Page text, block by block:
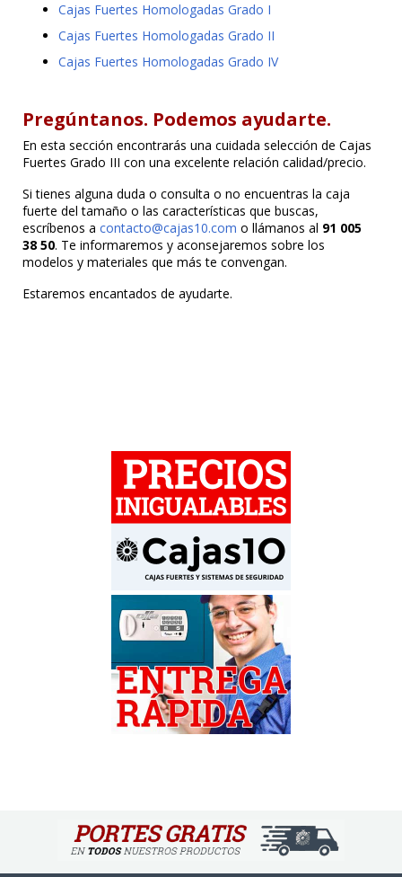
Cajas Fuertes Homologadas Grado I
Cajas Fuertes Homologadas Grado II
Cajas Fuertes Homologadas Grado IV
Pregúntanos. Podemos ayudarte.
En esta sección encontrarás una cuidada selección de Cajas
Fuertes Grado III con una excelente relación calidad/precio.
Si tienes alguna duda o consulta o no encuentras la caja
fuerte del tamaño o las características que buscas,
escríbenos acontacto@cajas10.com o llámanos al 91 005
38 50. Te informaremos y aconsejaremos sobre los
modelos y materiales que más te convengan.
Estaremos encantados de ayudarte.